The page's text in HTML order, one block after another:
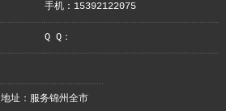
手机：15392122075
Q Q：
地址：服务锦州全市